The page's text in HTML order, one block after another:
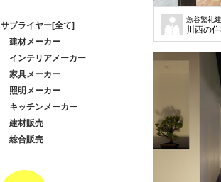
サプライヤー[全て]
建材メーカー
インテリアメーカー
家具メーカー
照明メーカー
キッチンメーカー
建材販売
総合販売
魚谷繁礼
川西の